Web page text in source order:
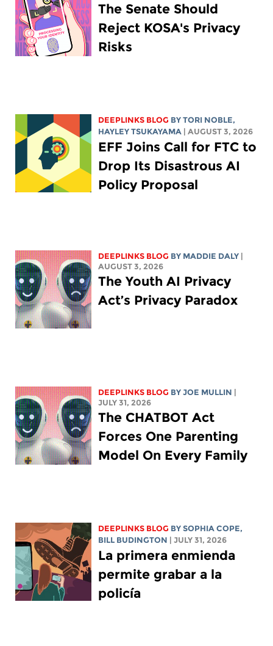
The Senate Should
Reject KOSA's Privacy
Risks
DEEPLINKS BLOG BYTORI NOBLE,
HAYLEY TSUKAYAMA
| AUGUST 3, 2026
EFF Joins Call for FTC to
Drop Its Disastrous AI
Policy Proposal
DEEPLINKS BLOG BY MADDIE DALY
AUGUST 3, 2026
The Youth AI Privacy
Act’s Privacy Paradox
DEEPLINKS BLOG BYJOE MULLIN
JULY 31, 2026
The CHATBOT Act
Forces One Parenting
Model On Every Family
DEEPLINKS BLOG BYSOPHIA COPE,
BILL BUDINGTON
| JULY 31, 2026
La primera enmienda
permite grabar a la
policía